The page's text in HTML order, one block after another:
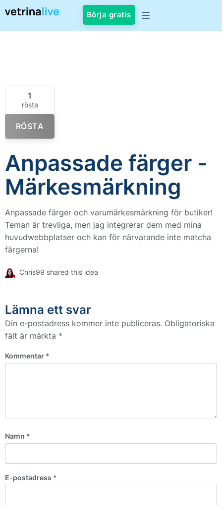
Börja gratis
1
rösta
RÖSTA
Anpassade färger -
Märkesmärkning
Anpassade färger och varumärkesmärkning för butiker!
Teman är trevliga, men jag integrerar dem med mina
huvudwebbplatser och kan för närvarande inte matcha
färgerna!
Chris99 shared this idea
Lämna ett svar
Din e-postadress kommer inte publiceras. Obligatoriska
fält är märkta *
Kommentar *
Namn *
E-postadress *